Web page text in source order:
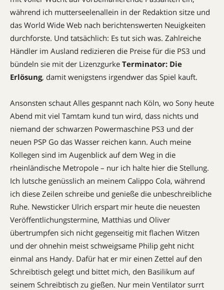
während ich mutterseelenallein in der Redaktion sitze und
das World Wide Web nach berichtenswerten Neuigkeiten
durchforste. Und tatsächlich: Es tut sich was. Zahlreiche
Händler im Ausland redizieren die Preise für die PS3 und
bündeln sie mit der Lizenzgurke Terminator: Die
Erlösung, damit wenigstens irgendwer das Spiel kauft.
Ansonsten schaut Alles gespannt nach Köln, wo Sony heute
Abend mit viel Tamtam kund tun wird, dass nichts und
niemand der schwarzen Powermaschine PS3 und der
neuen PSP Go das Wasser reichen kann. Auch meine
Kollegen sind im Augenblick auf dem Weg in die
rheinländische Metropole – nur ich halte hier die Stellung.
Ich lutsche genüsslich an meinem Calippo Cola, während
ich diese Zeilen schreibe und genieße die unbeschreibliche
Ruhe. Newsticker Ulrich erspart mir heute die neuesten
Veröffentlichungstermine, Matthias und Oliver
übertrumpfen sich nicht gegenseitig mit flachen Witzen
und der ohnehin meist schweigsame Philip geht nicht
einmal ans Handy. Dafür hat er mir einen Zettel auf den
Schreibtisch gelegt und bittet mich, den Basilikum auf
seinem Schreibtisch zu gießen. Nur mein Ventilator surrt